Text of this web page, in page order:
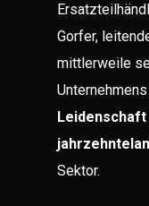
Gorfer,
mittlerweile
Sektor.